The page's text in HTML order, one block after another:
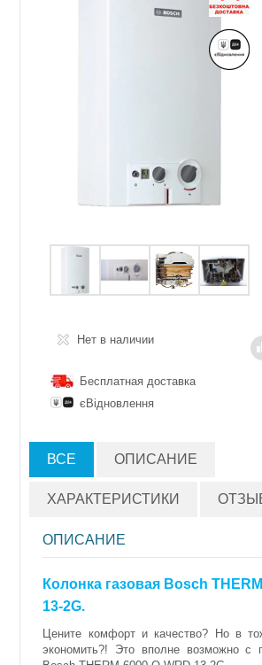
Нет в наличии
Бесплатная доставка
єВідновлення
ВСЕ ОПИСАНИЕ
ХАРАКТЕРИСТИКИ
ОПИСАНИЕ
Колонка газовая Bosch
13-2G.
Цените комфорт и качество? Но в
экономить?! Это вполне возможно с